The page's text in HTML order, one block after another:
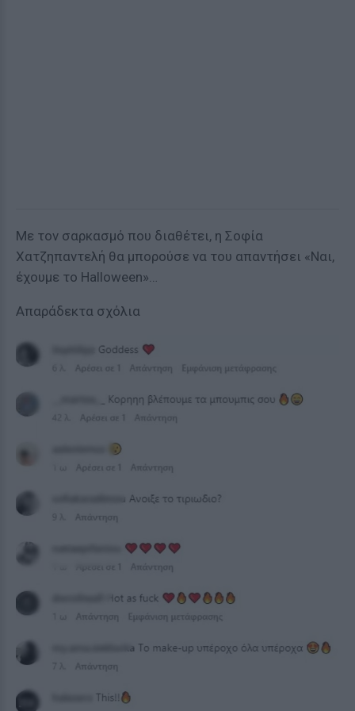
Με τον σαρκασμό που διαθέτει, η Σοφία
Χατζηπαντελή θα μπορούσε να του απαντήσει «Ναι,
έχουμε το Halloween»…
Απαράδεκτα σχόλια